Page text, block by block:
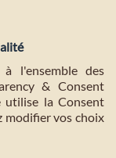
l'ensemble des
& Consent
utilise la Consent
modifier vos choix